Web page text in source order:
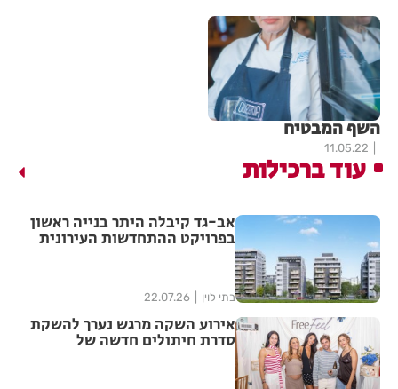
השף המבטיח
11.05.22
עוד ברכילות
אב-גד קיבלה היתר בנייה ראשון
בפרויקט ההתחדשות העירונית
בתי לוין 22.07.26
אירוע השקה מרגש נערך להשקת
סדרת חיתולים חדשה של